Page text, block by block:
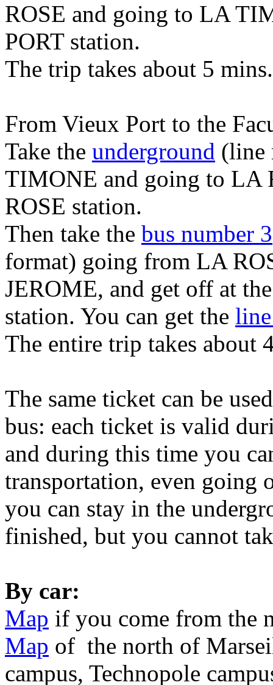
ROSE and going to LA
PORT station.
The trip takes about 5 mins.
From Vieux Port to the
Take the underground (line
TIMONE and going to LA
ROSE station.
Then take the bus number 3
format) going from LA
JEROME, and get off at
station. You can get the
The entire trip takes about
The same ticket can be
bus: each ticket is valid
and during this time you
transportation, even going
you can stay in the
finished, but you cannot
By car:
Map if you come from the
Map of the north of
campus, Technopole